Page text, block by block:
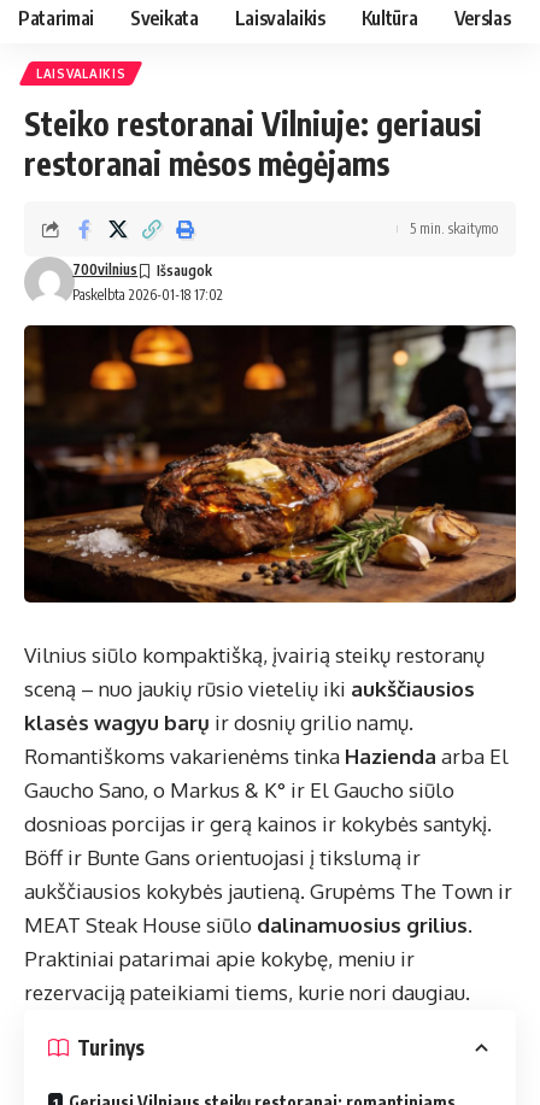
Resizer
Patarimai Sveikata Laisvalaikis Kultūra Verslas
LAISVALAIKIS
Steiko restoranai Vilniuje: geriausi
restoranai mėsos mėgėjams
Paskelbta 2026-01-18 17:02
700vilnius
5 min. skaitymo
Vilnius siūlo kompaktišką, įvairią steikų restoranų
sceną – nuo jaukių rūsio vietelių iki aukščiausios
klasės wagyu barų ir dosnių grilio namų.
Romantiškoms vakarienėms tinka Hazienda arba El
Gaucho Sano, o Markus & K° ir El Gaucho siūlo
dosnioas porcijas ir gerą kainos ir kokybės santykį.
Böff ir Bunte Gans orientuojasi į tikslumą ir
aukščiausios kokybės jautieną. Grupėms The Town ir
MEAT Steak House siūlo dalinamuosius grilius.
Praktiniai patarimai apie kokybę, meniu ir
rezervaciją pateikiami tiems, kurie nori daugiau.
Turinys